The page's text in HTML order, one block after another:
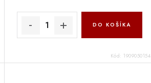
DO KOŠÍKA
Kód: 1909050154